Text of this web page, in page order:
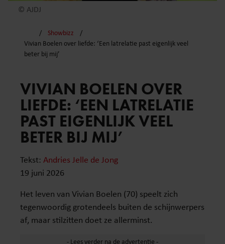
© AJDJ
Showbizz
Vivian Boelen over liefde: ‘Een latrelatie past eigenlijk veel
beter bij mij’
VIVIAN BOELEN OVER
LIEFDE: ‘EEN LATRELATIE
PAST EIGENLIJK VEEL
BETER BIJ MIJ’
Tekst: Andries Jelle de Jong
19 juni 2026
Het leven van Vivian Boelen (70) speelt zich
tegenwoordig grotendeels buiten de schijnwerpers
af, maar stilzitten doet ze allerminst.